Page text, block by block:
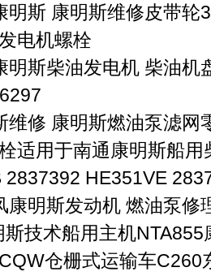
明斯 康明斯维修皮带轮
电机螺栓
明斯柴油发电机 柴油机
维修 康明斯燃油泵滤网
适用于南通康明斯船
2837392 HE351VE
康明斯发动机 燃油泵修
技术船用主机NTA855
仓栅式运输车C260